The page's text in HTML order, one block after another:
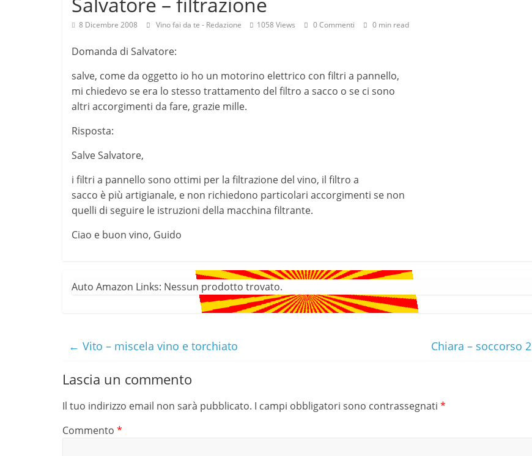
8 Dicembre 2008 Vino fai da te - Redazione 1058 Views 0 Commenti 0 min read
Domanda di Salvatore:
salve, come da oggetto io ho un motorino elettrico con filtri a pannello,
mi chiedevo se era lo stesso trattamento del filtro a sacco o se ci sono
altri accorgimenti da fare, grazie mille.
Risposta:
Salve Salvatore,
i filtri a pannello sono ottimi per la filtrazione del vino, il filtro a
sacco è più artigianale, e non richiedono particolari accorgimenti se non
quelli di seguire le istruzioni della macchina filtrante.
Ciao e buon vino, Guido
Auto Amazon Links: Nessun prodotto trovato.
← Vito – miscela vino e torchiato Chiara – soccorso 2
Lascia un commento
Il tuo indirizzo email non sarà pubblicato. I campi obbligatori sono contrassegnati *
Commento *